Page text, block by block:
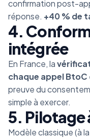
confirmation post-
réponse. +40 % de
4.
intégrée
En France, la
chaque appel BtoC
preuve du
simple à exercer.
5. Pilotage
Modèle classique (à